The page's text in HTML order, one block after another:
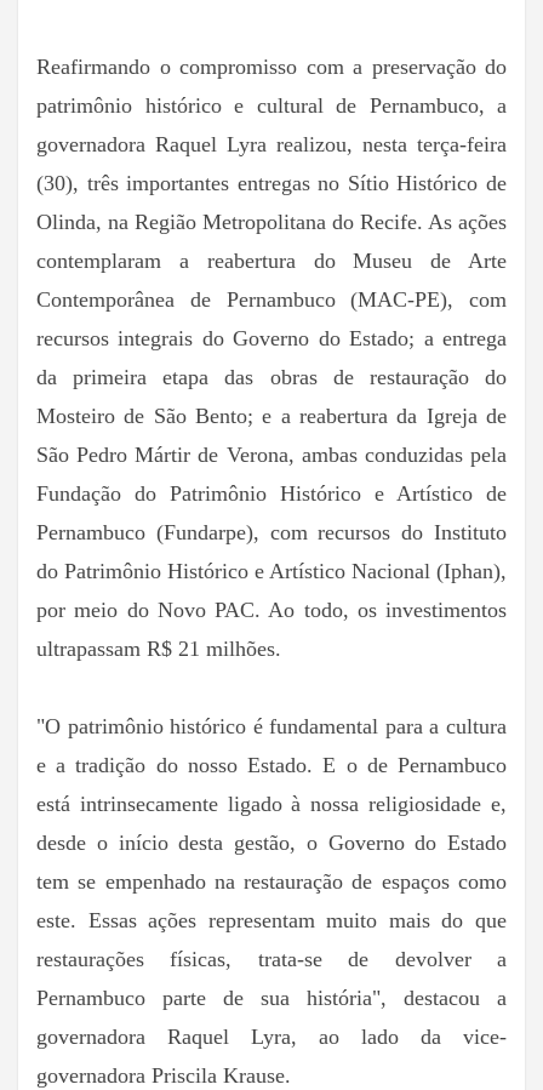
Reafirmando o compromisso com a preservação do
patrimônio histórico e cultural de Pernambuco, a
governadora Raquel Lyra realizou, nesta terça-feira
(30), três importantes entregas no Sítio Histórico de
Olinda, na Região Metropolitana do Recife. As ações
contemplaram a reabertura do Museu de Arte
Contemporânea de Pernambuco (MAC-PE), com
recursos integrais do Governo do Estado; a entrega
da primeira etapa das obras de restauração do
Mosteiro de São Bento; e a reabertura da Igreja de
São Pedro Mártir de Verona, ambas conduzidas pela
Fundação do Patrimônio Histórico e Artístico de
Pernambuco (Fundarpe), com recursos do Instituto
do Patrimônio Histórico e Artístico Nacional (Iphan),
por meio do Novo PAC. Ao todo, os investimentos
ultrapassam R$ 21 milhões.
"O patrimônio histórico é fundamental para a cultura
e a tradição do nosso Estado. E o de Pernambuco
está intrinsecamente ligado à nossa religiosidade e,
desde o início desta gestão, o Governo do Estado
tem se empenhado na restauração de espaços como
este. Essas ações representam muito mais do que
restaurações físicas, trata-se de devolver a
Pernambuco parte de sua história", destacou a
governadora Raquel Lyra, ao lado da vice-
governadora Priscila Krause.